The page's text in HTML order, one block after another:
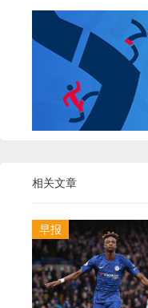
相关文章
早报